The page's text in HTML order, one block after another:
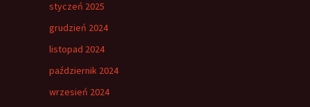
styczeń 2025
grudzień 2024
listopad 2024
październik 2024
wrzesień 2024